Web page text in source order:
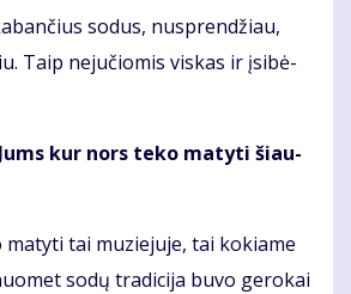
so­dus, nu­spren­džiau,
Taip ne­ju­čio­mis vis­kas ir įsi­bė­
kur nors te­ko ma­ty­ti šiau­
ma­ty­ti tai mu­zie­ju­je, tai ko­kia­me
so­dų tra­di­ci­ja bu­vo ge­ro­kai